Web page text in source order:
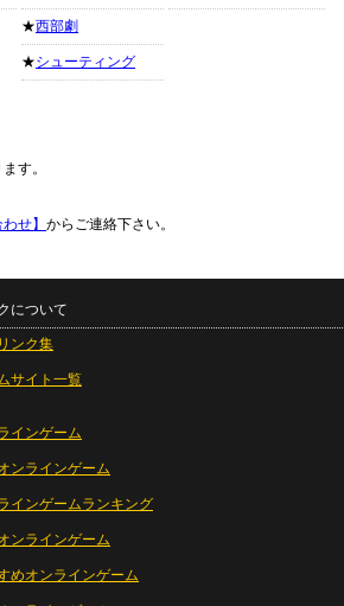
★西部劇
★シューティング
す。
せ】 からご連絡下さい。
について
ンク集
サイト一覧
インゲーム
ンラインゲーム
インゲームランキング
ンラインゲーム
めオンラインゲーム